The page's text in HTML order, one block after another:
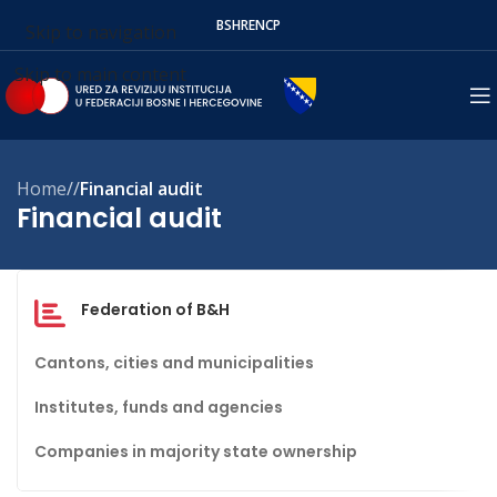
Skip to navigation
Skip to main content
BSHRENСР
Financial audit
Home/ Financial audit
Federation of B&H
Cantons, cities and municipalities
Institutes, funds and agencies
Companies in majority state ownership
Izvještaj o finansijskoj reviziji Direkcije za
Izvještaj o finansijskoj reviziji Doma
Izvještaj o finansijskoj reviziji Fonda